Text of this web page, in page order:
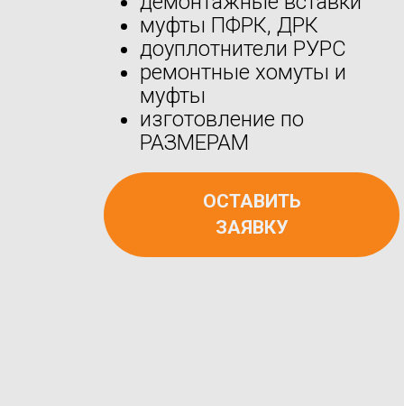
муфты ПФРК, ДРК
доуплотнители РУРС
ремонтные хомуты и
муфты
изготовление по
РАЗМЕРАМ
ОСТАВИТЬ
ЗАЯВКУ